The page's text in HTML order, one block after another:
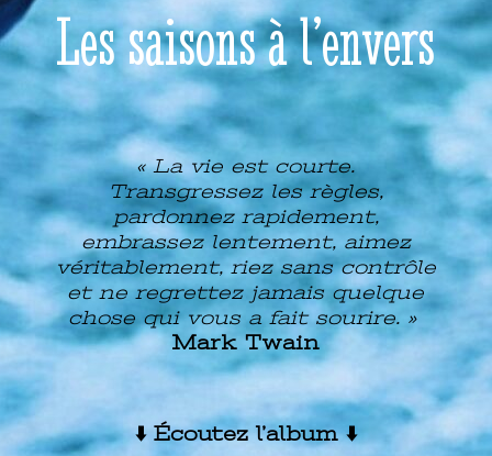
Les saisons à l’envers
« La vie est courte.
Transgressez les règles,
pardonnez rapidement,
embrassez lentement, aimez
véritablement, riez sans contrôle
et ne regrettez jamais quelque
chose qui vous a fait sourire. »
Mark Twain
⬇️ Écoutez l’album ⬇️